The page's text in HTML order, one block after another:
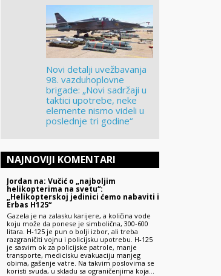
Novi detalji uvežbavanja
98. vazduhoplovne
brigade: „Novi sadržaji u
taktici upotrebe, neke
elemente nismo videli u
poslednje tri godine“
NAJNOVIJI KOMENTARI
Jordan na: Vučić o „najboljim
helikopterima na svetu“:
„Helikopterskoj jedinici ćemo nabaviti i
Erbas H125“
Gazela je na zalasku karijere, a količina vode
koju može da ponese je simbolična, 300-600
litara. H-125 je pun o bolji izbor, ali treba
razgraničiti vojnu i policijsku upotrebu. H-125
je sasvim ok za policijske patrole, manje
transporte, medicisku evakuaciju manjeg
obima, gašenje vatre. Na takvim poslovima se
koristi svuda, u skladu sa ograničenjima koja…